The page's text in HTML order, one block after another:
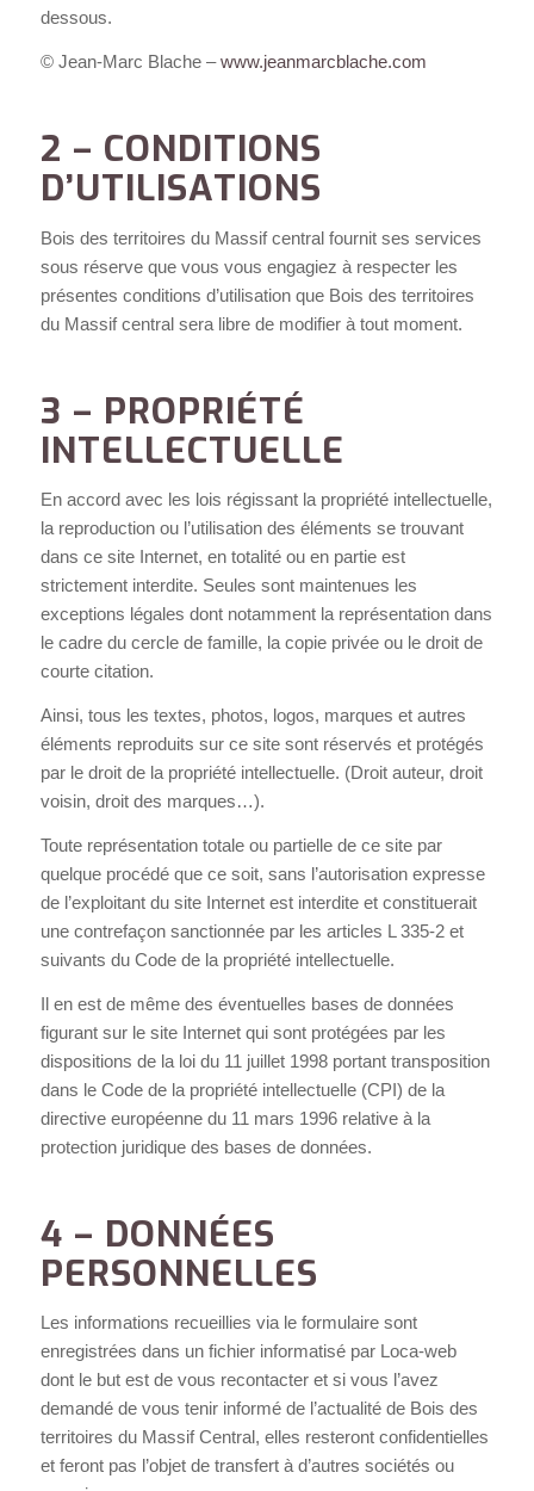
dessous.
© Jean-Marc Blache –www.jeanmarcblache.com
2 – CONDITIONS
D’UTILISATIONS
Bois des territoires du Massif central fournit ses services
sous réserve que vous vous engagiez à respecter les
présentes conditions d’utilisation que Bois des territoires
du Massif central sera libre de modifier à tout moment.
3 – PROPRIÉTÉ
INTELLECTUELLE
En accord avec les lois régissant la propriété intellectuelle,
la reproduction ou l’utilisation des éléments se trouvant
dans ce site Internet, en totalité ou en partie est
strictement interdite. Seules sont maintenues les
exceptions légales dont notamment la représentation dans
le cadre du cercle de famille, la copie privée ou le droit de
courte citation.
Ainsi, tous les textes, photos, logos, marques et autres
éléments reproduits sur ce site sont réservés et protégés
par le droit de la propriété intellectuelle. (Droit auteur, droit
voisin, droit des marques…).
Toute représentation totale ou partielle de ce site par
quelque procédé que ce soit, sans l’autorisation expresse
de l’exploitant du site Internet est interdite et constituerait
une contrefaçon sanctionnée par les articles L 335-2 et
suivants du Code de la propriété intellectuelle.
Il en est de même des éventuelles bases de données
figurant sur le site Internet qui sont protégées par les
dispositions de la loi du 11 juillet 1998 portant transposition
dans le Code de la propriété intellectuelle (CPI) de la
directive européenne du 11 mars 1996 relative à la
protection juridique des bases de données.
4 – DONNÉES
PERSONNELLES
Les informations recueillies via le formulaire sont
enregistrées dans un fichier informatisé par Loca-web
dont le but est de vous recontacter et si vous l’avez
demandé de vous tenir informé de l’actualité de Bois des
territoires du Massif Central, elles resteront confidentielles
et feront pas l’objet de transfert à d’autres sociétés ou